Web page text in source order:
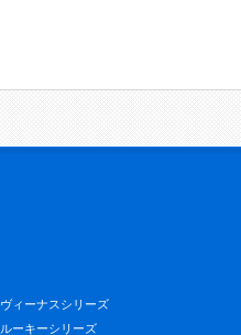
ヴィーナスシリーズ
ルーキーシリーズ